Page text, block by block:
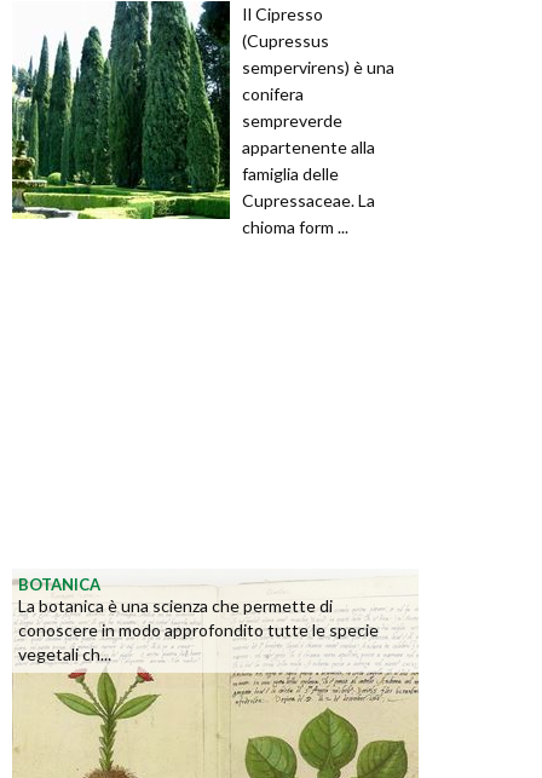
Il Cipresso
(Cupressus
sempervirens) è una
conifera
sempreverde
appartenente alla
famiglia delle
Cupressaceae. La
chioma form ...
BOTANICA
La botanica è una scienza che permette di
conoscere in modo approfondito tutte le specie
vegetali ch...